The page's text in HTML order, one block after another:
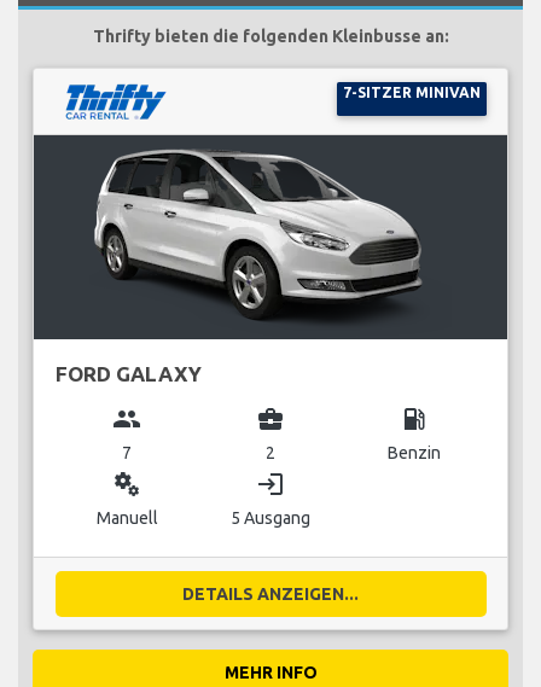
Thrifty bieten die folgenden Kleinbusse an:
7-SITZER MINIVAN
FORD GALAXY
group
7
business_center
2
local_gas_station
Benzin
miscellaneous_services
Manuell
login
5 Ausgang
DETAILS ANZEIGEN...
MEHR INFO